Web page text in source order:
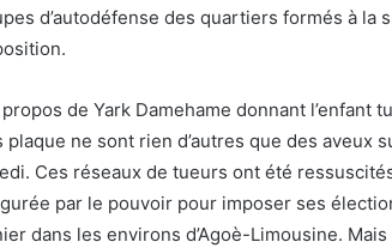
d’autodéfense des quartiers formés à
de Yark Damehame donnant l’enfant
plaque ne sont rien d’autres que des
Ces réseaux de tueurs ont été
par le pouvoir pour imposer ses
dans les environs d’Agoè-Limousine.